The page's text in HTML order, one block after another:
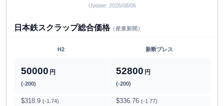
Update: 2026/08/06
日本鉄スクラップ総合価格（産業新聞）
H2 新断プレス
50000 円
(-200)
52800 円
(-200)
$318.9 (-1.74) $336.76 (-1.77)